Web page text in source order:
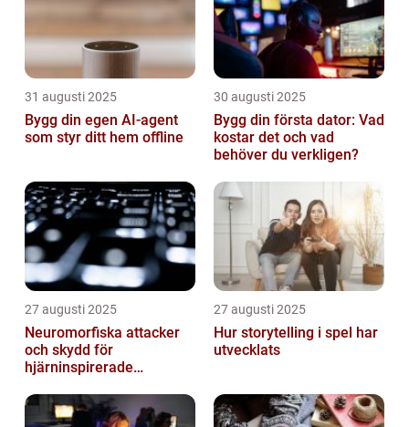
31 augusti 2025
Bygg din egen AI-agent
som styr ditt hem offline
30 augusti 2025
Bygg din första dator: Vad
kostar det och vad
behöver du verkligen?
27 augusti 2025
Neuromorfiska attacker
och skydd för
hjärninspirerade
27 augusti 2025
Hur storytelling i spel har
utvecklats